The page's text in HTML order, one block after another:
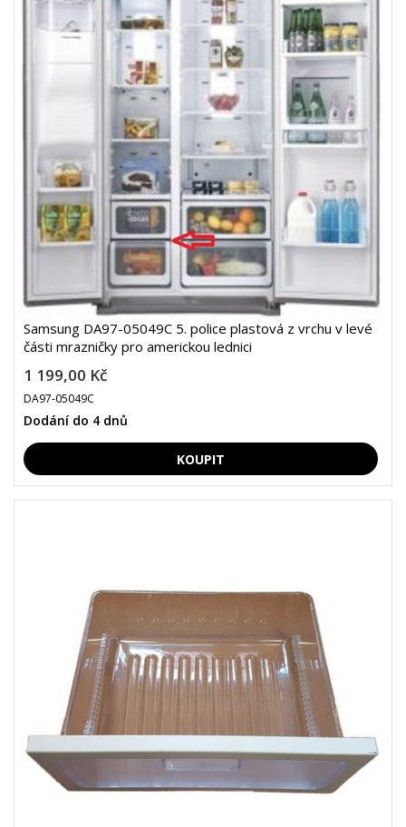
Samsung DA97-05049C 5. police plastová z vrchu v levé
části mrazničky pro americkou lednici
1 199,00 Kč
DA97-05049C
Dodání do 4 dnů